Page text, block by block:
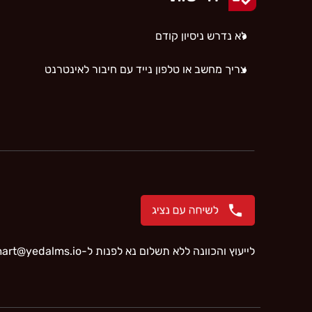
לא נדרש ניסיון קודם
צריך מחשב או טלפון נייד עם חיבור לאינטרנט
לייעוץ והכוונה ללא תשלום נא לפנות ל-